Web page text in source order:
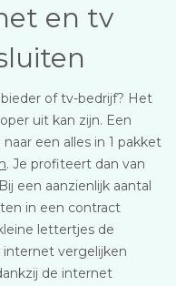
en tv
of tv-bedrijf? Het
uit kan zijn. Een
een alles in 1 pakket
. Je profiteert dan van
een aanzienlijk aantal
in een contract
lettertjes de
vergelijken
de internet